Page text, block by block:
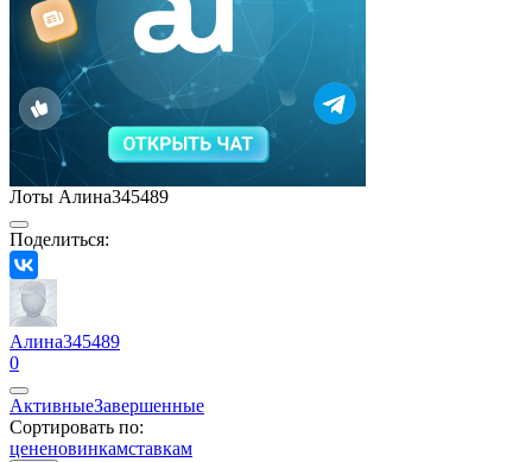
Лоты Алина345489
Поделиться:
Алина345489
0
АктивныеЗавершенные
Сортировать по:
цененовинкамставкам